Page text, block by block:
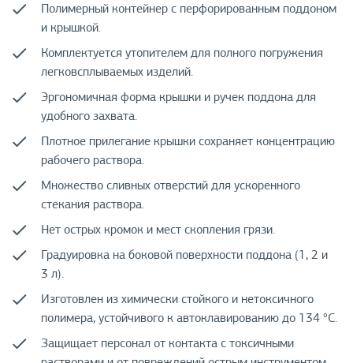
Полимерный контейнер с перфорированным поддоном
и крышкой.
Комплектуется утопителем для полного погружения
легковсплываемых изделий.
Эргономичная форма крышки и ручек поддона для
удобного захвата.
Плотное прилегание крышки сохраняет концентрацию
рабочего раствора.
Множество сливных отверстий для ускоренного
стекания раствора.
Нет острых кромок и мест скопления грязи.
Градуировка на боковой поверхности поддона (1, 2 и
3 л).
Изготовлен из химически стойкого и нетоксичного
полимера, устойчивого к автоклавированию до 134 °С.
Защищает персонал от контакта с токсичными